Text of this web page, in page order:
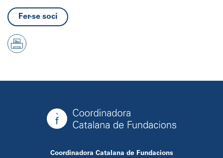
Fer-se soci
Coordinadora Catalana de Fundacions